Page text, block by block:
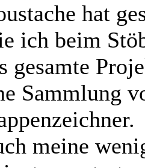
hat
ich beim
gesamte
Sammlung
meine